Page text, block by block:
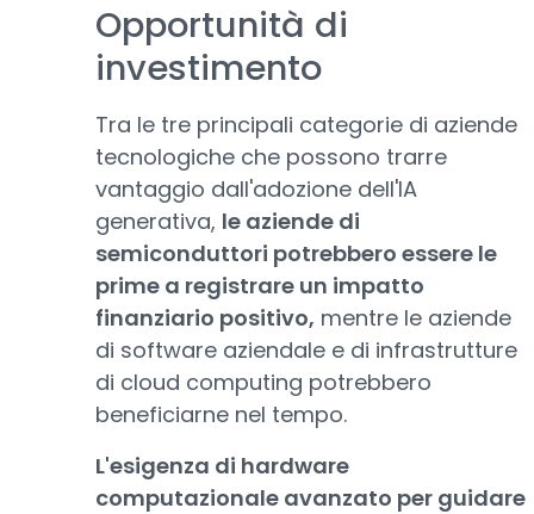
Opportunità di
investimento
Tra le tre principali categorie di aziende
tecnologiche che possono trarre
vantaggio dall'adozione dell'IA
generativa, le aziende di
semiconduttori potrebbero essere le
prime a registrare un impatto
finanziario positivo, mentre le aziende
di software aziendale e di infrastrutture
di cloud computing potrebbero
beneficiarne nel tempo.
L'esigenza di hardware
computazionale avanzato per guidare